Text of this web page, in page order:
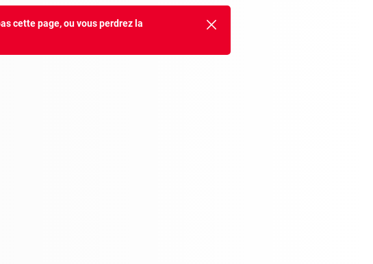
cette page, ou vous perdrez la